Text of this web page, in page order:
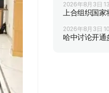
2026年8月3日
上合组织国家
2026年8月3日
哈中讨论开通